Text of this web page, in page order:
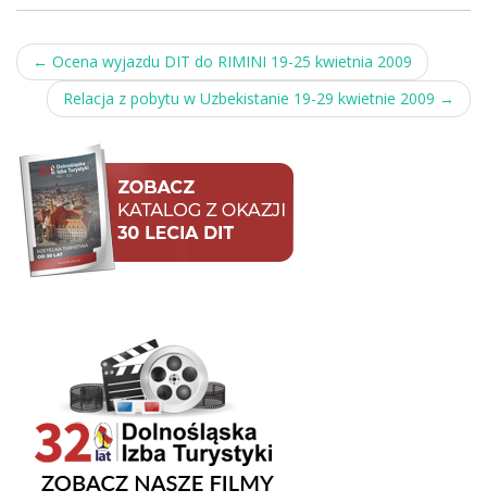
Post
navigation
← Ocena wyjazdu DIT do RIMINI 19-25 kwietnia 2009
Relacja z pobytu w Uzbekistanie 19-29 kwietnie 2009 →